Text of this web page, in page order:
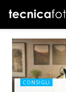
CONSIGLI